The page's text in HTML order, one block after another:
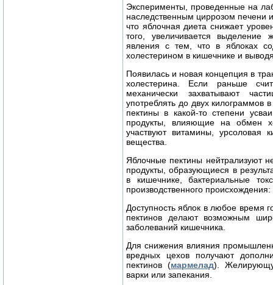
Эксперименты, проведенные на
наследственным циррозом печени
что яблочная диета снижает
того, увеличивается выделение
явления с тем, что в яблоках
холестерином в кишечнике и
Появилась и новая концепция в
холестерина. Если раньше
механически захватывают
употреблять до двух килограммов
пектины в какой-то степени
продукты, влияющие на обмен
участвуют витамины, урсоловая
вещества.
Яблочные пектины нейтрализуют
продукты, образующиеся в
в кишечнике, бактериальные
производственного
Доступность яблок в любое время
пектинов делают возможным
заболеваний кишечника.
Для снижения влияния
вредных цехов получают
пектинов (мармелад).
варки или запекания.